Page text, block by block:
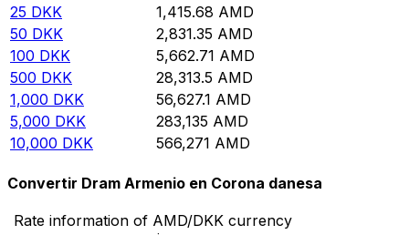
25 DKK 1,415.68 AMD
50 DKK 2,831.35 AMD
100 DKK 5,662.71 AMD
500 DKK 28,313.5 AMD
1,000 DKK 56,627.1 AMD
5,000 DKK 283,135 AMD
10,000 DKK 566,271 AMD
Convertir Dram Armenio en Corona danesa
Rate information of AMD/DKK currency